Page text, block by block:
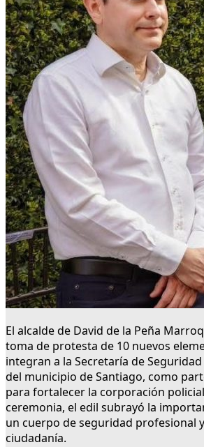
El alcalde de David de la Peña
toma de protesta de 10 nuevos
integran a la Secretaría de
del municipio de Santiago, como
para fortalecer la corporación
ceremonia, el edil subrayó la
un cuerpo de seguridad profesional
ciudadanía.